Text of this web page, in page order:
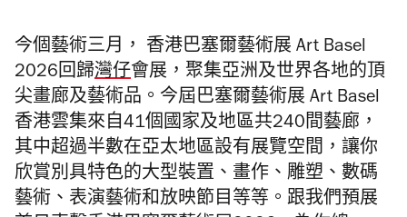
今個藝術三月， 香港巴塞爾藝術展 Art Basel
2026回歸灣仔會展，聚集亞洲及世界各地的頂
尖畫廊及藝術品。今屆巴塞爾藝術展 Art Basel
香港雲集來自41個國家及地區共240間藝廊，
其中超過半數在亞太地區設有展覽空間 ，讓你
欣賞別具特色的大型裝置、畫作、雕塑、數碼
藝術、表演藝術和放映節目等等。跟我們預展